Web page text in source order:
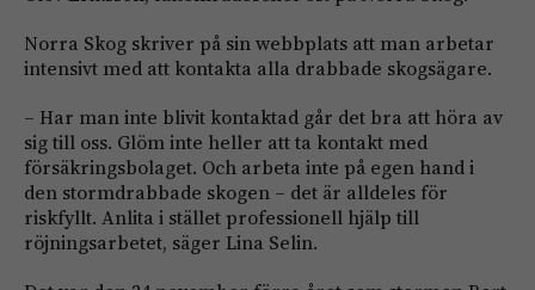
Norra Skog skriver på sin webbplats att man arbetar
intensivt med att kontakta alla drabbade skogsägare.
– Har man inte blivit kontaktad går det bra att höra av
sig till oss. Glöm inte heller att ta kontakt med
försäkringsbolaget. Och arbeta inte på egen hand i
den stormdrabbade skogen – det är alldeles för
riskfyllt. Anlita i stället professionell hjälp till
röjningsarbetet, säger Lina Selin.